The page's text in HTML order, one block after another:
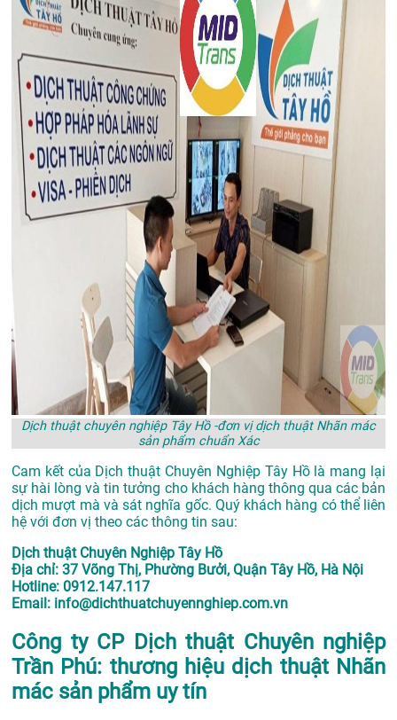
Dịch thuật chuyên nghiệp Tây Hồ -đơn vị dịch thuật Nhãn mác
sản phẩm chuẩn Xác
Cam kết của Dịch thuật Chuyên Nghiệp Tây Hồ là mang lại
sự hài lòng và tin tưởng cho khách hàng thông qua các bản
dịch mượt mà và sát nghĩa gốc. Quý khách hàng có thể liên
hệ với đơn vị theo các thông tin sau:
Dịch thuật Chuyên Nghiệp Tây Hồ
Địa chỉ: 37 Võng Thị, Phường Bưởi, Quận Tây Hồ, Hà Nội
Hotline: 0912.147.117
Email: info@dichthuatchuyennghiep.com.vn
Công ty CP Dịch thuật Chuyên nghiệp
Trần Phú: thương hiệu dịch thuật Nhãn
mác sản phẩm uy tín